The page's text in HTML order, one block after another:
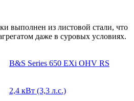
выполнен из листовой стали, что
даже в суровых условиях.
B&S Series 650 EXi OHV RS
2,4 кВт (3,3 л.с.)